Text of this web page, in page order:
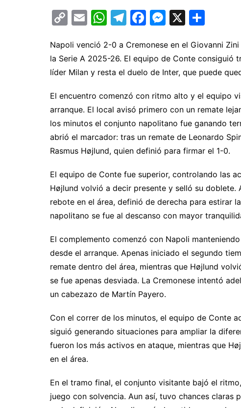
C
p
y
Li
n
k
E
ai
l
W
at
s
A
p
p
T
e
gr
a
m
F
c
e
b
o
o
k
M
s
s
e
n
g
er
X
m
p
ar
tir
Napoli venció 2-0 a Cremonese en el Giovanni
la Serie A 2025-26. El equipo de Conte consiguió
líder Milan y resta el duelo de Inter, que puede
El encuentro comenzó con ritmo alto y el equipo
arranque. El local avisó primero con un remate
los minutos el conjunto napolitano fue ganando
abrió el marcador: tras un remate de Leonardo
Rasmus Højlund, quien definió para firmar el 1-0.
El equipo de Conte fue superior, controlando las
Højlund volvió a decir presente y selló su
rebote en el área, definió de derecha para estirar
napolitano se fue al descanso con mayor
El complemento comenzó con Napoli
desde el arranque. Apenas iniciado el segundo
remate dentro del área, mientras que Højlund
se fue apenas desviada. La Cremonese intentó
un cabezazo de Martín Payero.
Con el correr de los minutos, el equipo de Conte
siguió generando situaciones para ampliar la
fueron los más activos en ataque, mientras que
en el área.
En el tramo final, el conjunto visitante bajó el
juego con solvencia. Aun así, tuvo chances claras